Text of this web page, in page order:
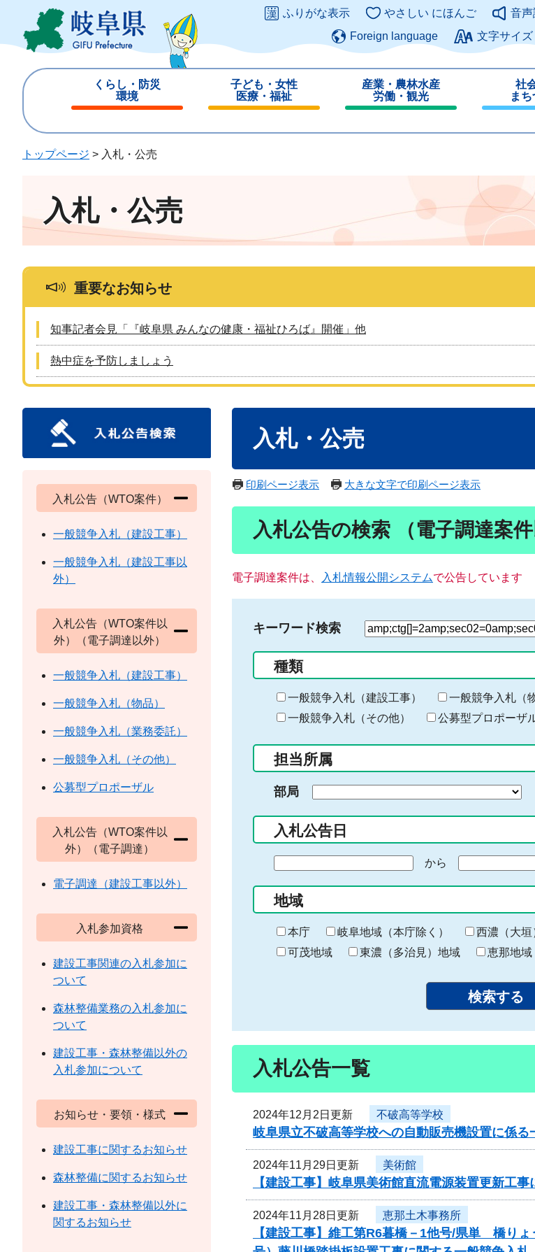
ジ
ュ
このページの本文へ
ふりがな表示 やさしい にほんご
音
Foreign language
文字サイ
くらし・防災
環境
じ
子ども・女性
医療・福祉
じ
産業・農林水産
労働・観光
じ
社
まち
じ
トップページ > 入札・公売
入札・公売
重要なお知らせ
知事記者会見「『岐阜県 みんなの健康・福祉ひろば』開催」他
熱中症を予防しましょう
入札・公売
印刷ページ表示 大きな文字で印刷ページ表示
入札公告の検索 （電子調達案件
電子調達案件は、 入札情報公開システムで公告しています
キーワード検索
検
る
キ
ー
ー
入
力
種類
一般競争入札（建設工事） 一般競争入札（
一般競争入札（その他）
公募型プロポーザ
担当所属
部局
入札公告日
の
始
ま
り
から
終
わ
り
地域
本庁 岐阜地域（本庁除く） 西濃（大垣
可茂地域
東濃（多治見）地域 恵那地域
入札公告一覧
2024年12月2日更新 不破高等学校
岐阜県立不破高等学校への自動販売機設置に係る
2024年11月29日更新 美術館
【建設工事】岐阜県美術館直流電源装置更新工
2024年11月28日更新 恵那土木事務所
【建設工事】維工第R6暮橋－1他号/県単 橋り
入札公告（WTO案件）
一般競争入札（建設工事）
一般競争入札（建設工事以
外）
入札公告（WTO案件以
外）（電子調達以外）
一般競争入札（建設工事）
一般競争入札（物品）
一般競争入札（業務委託）
一般競争入札（その他）
公募型プロポーザル
入札公告（WTO案件以
外）（電子調達）
電子調達（建設工事以外）
入札参加資格
建設工事関連の入札参加に
ついて
森林整備業務の入札参加に
ついて
建設工事・森林整備以外の
入札参加について
お知らせ・要領・様式
建設工事に関するお知らせ
森林整備に関するお知らせ
建設工事・森林整備以外に
関するお知らせ